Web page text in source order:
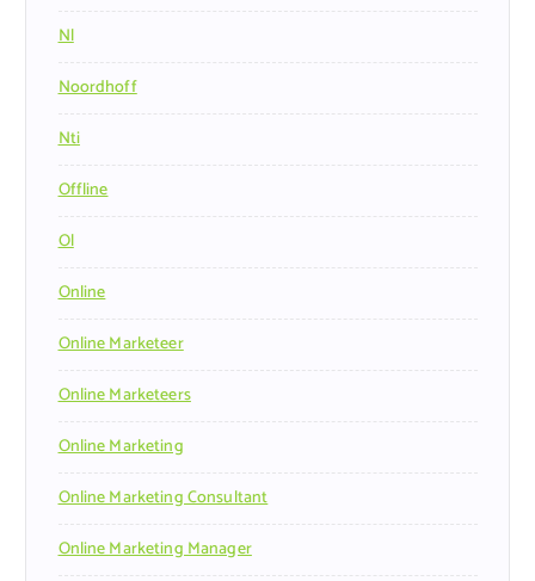
Nl
Noordhoff
Nti
Offline
Ol
Online
Online Marketeer
Online Marketeers
Online Marketing
Online Marketing Consultant
Online Marketing Manager